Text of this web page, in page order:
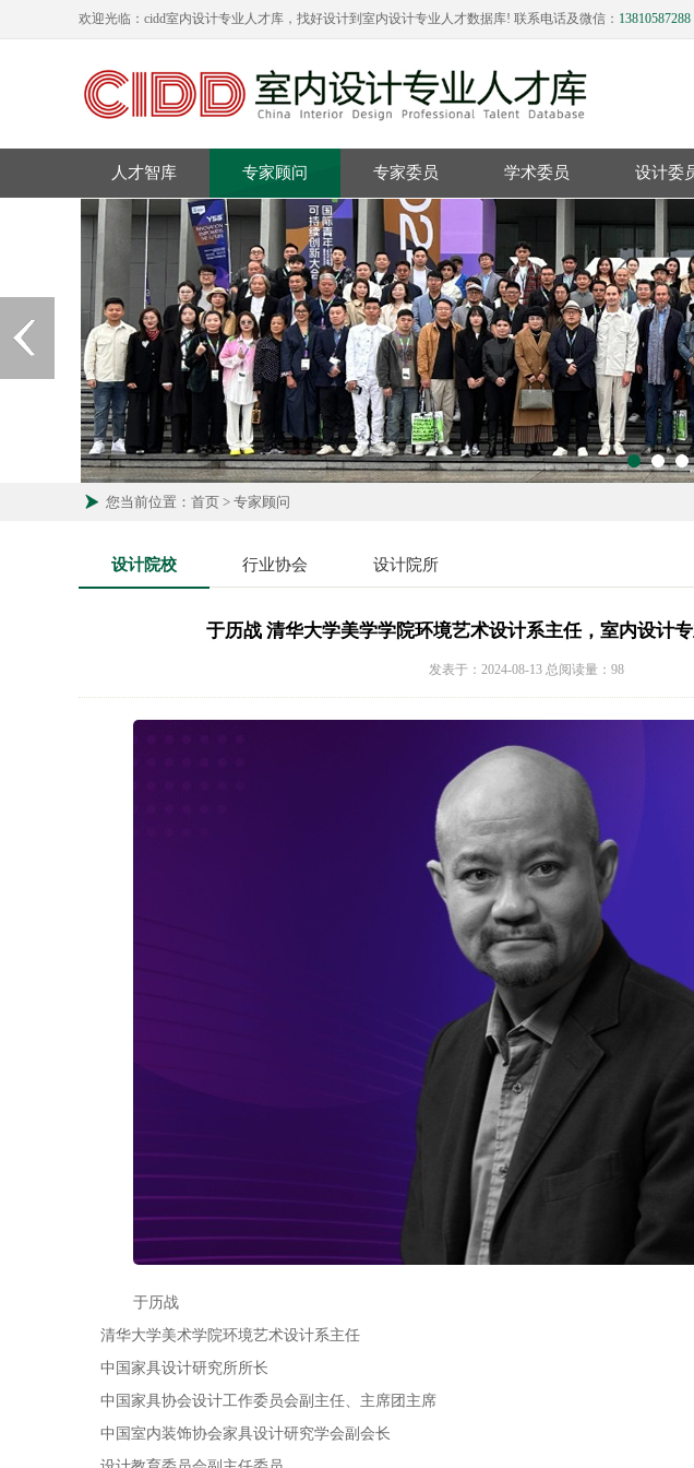
欢迎光临：cidd室内设计专业人才库，找好设计到室内设计专业人才数据库! 联系电话及微信： 13810587288
人才智库 专家顾问 专家委员 学术委员 设计委
您当前位置：首页 > 专家顾问
设计院校 行业协会 设计院所
于历战 清华大学美学学院环境艺术设计系主任，室内设计
发表于：2024-08-13 总阅读量：98
于历战
清华大学美术学院环境艺术设计系主任
中国家具设计研究所所长
中国家具协会设计工作委员会副主任、主席团主席
中国室内装饰协会家具设计研究学会副会长